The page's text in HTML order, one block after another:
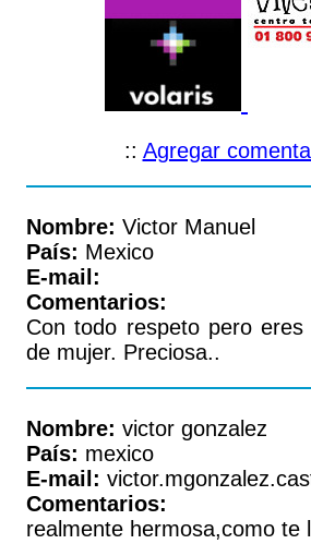
:: Agregar
Nombre: Victor Manuel
País: Mexico
E-mail:
Comentarios:
Con todo respeto pero
de mujer. Preciosa..
Nombre: victor gonzalez
País: mexico
E-mail:
Comentarios:
realmente hermosa,como te